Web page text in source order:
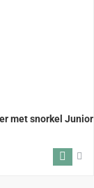
met snorkel Junior